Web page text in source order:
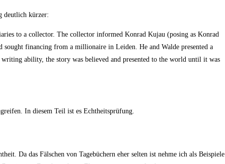
deutlich kürzer:
to a collector. The collector informed Konrad Kujau (posing as Konrad
sought financing from a millionaire in Leiden. He and Walde presented a
ability, the story was believed and presented to the world until it was
In diesem Teil ist es Echtheitsprüfung.
Da das Fälschen von Tagebüchern eher selten ist nehme ich als Beispiele